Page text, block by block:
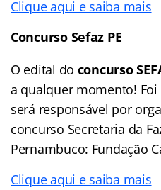
Clique aqui e saiba mais
Concurso Sefaz PE
O edital do concurso
a qualquer momento!
será responsável por
concurso Secretaria da
Pernambuco: Fundação
Clique aqui e saiba mais